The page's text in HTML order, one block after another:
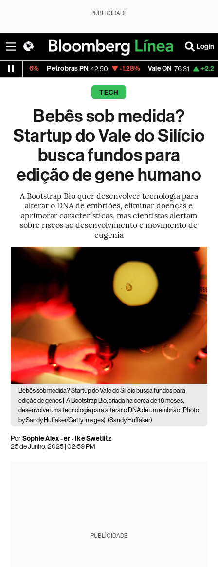
PUBLICIDADE
Login
Petrobras PN 42.50 -1.28% Vale ON 76.31 +2.24% Itaú PN
TECH
Bebês sob medida?
Startup do Vale do Silício
busca fundos para
edição de gene humano
A Bootstrap Bio quer desenvolver tecnologia para
alterar o DNA de embriões, eliminar doenças e
aprimorar características, mas cientistas alertam
sobre riscos ao desenvolvimento e movimento de
eugenia
Bebês sob medida? Startup do Vale do Silício busca fundos para
edição de genes |
A Bootstrap Bio, criada há cerca de 18 meses,
desenvolve uma tecnologia para alterar o DNA de um embrião (Photo
by Sandy Huffaker/Getty Images) (Sandy Huffaker)
PorSophie Alex - er - Ike Swetlitz
25 de Junho, 2025 | 02:59 PM
PUBLICIDADE